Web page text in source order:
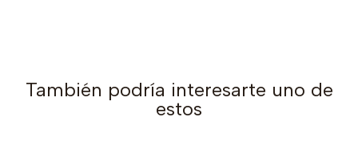
También podría interesarte uno de
estos